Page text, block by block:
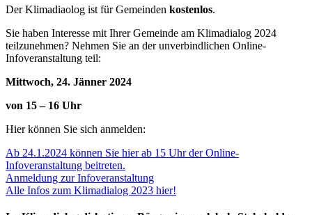
Der Klimadiaolog ist für Gemeinden kostenlos.
Sie haben Interesse mit Ihrer Gemeinde am Klimadialog 2024
teilzunehmen? Nehmen Sie an der unverbindlichen Online-
Infoveranstaltung teil:
Mittwoch, 24. Jänner 2024
von 15 – 16 Uhr
Hier können Sie sich anmelden:
Ab 24.1.2024 können Sie hier ab 15 Uhr der Online-
Infoveranstaltung beitreten.
Anmeldung zur Infoveranstaltung
Alle Infos zum Klimadialog 2023 hier!